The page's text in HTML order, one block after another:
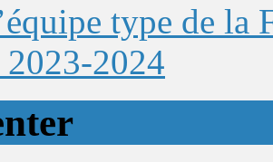
type de la
2023-2024